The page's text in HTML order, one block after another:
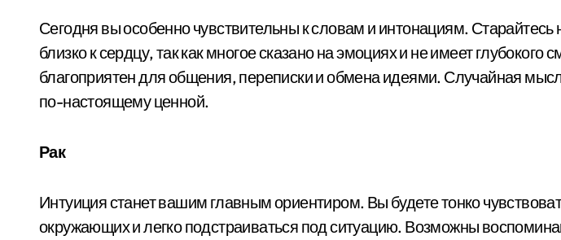
Сегодня вы особенно чувствительны к словам и интонациям. Старайтесь
близко к сердцу, так как многое сказано на эмоциях и не имеет глубокого
благоприятен для общения, переписки и обмена идеями. Случайная
по-настоящему ценной.
Рак
Интуиция станет вашим главным ориентиром. Вы будете тонко
окружающих и легко подстраиваться под ситуацию. Возможны